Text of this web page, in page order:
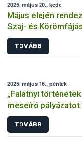
2025. május 20., kedd
Május elején
Száj- és
TOVÁBB
2025. május 16., péntek
„Falatnyi
meseíró
TOVÁBB